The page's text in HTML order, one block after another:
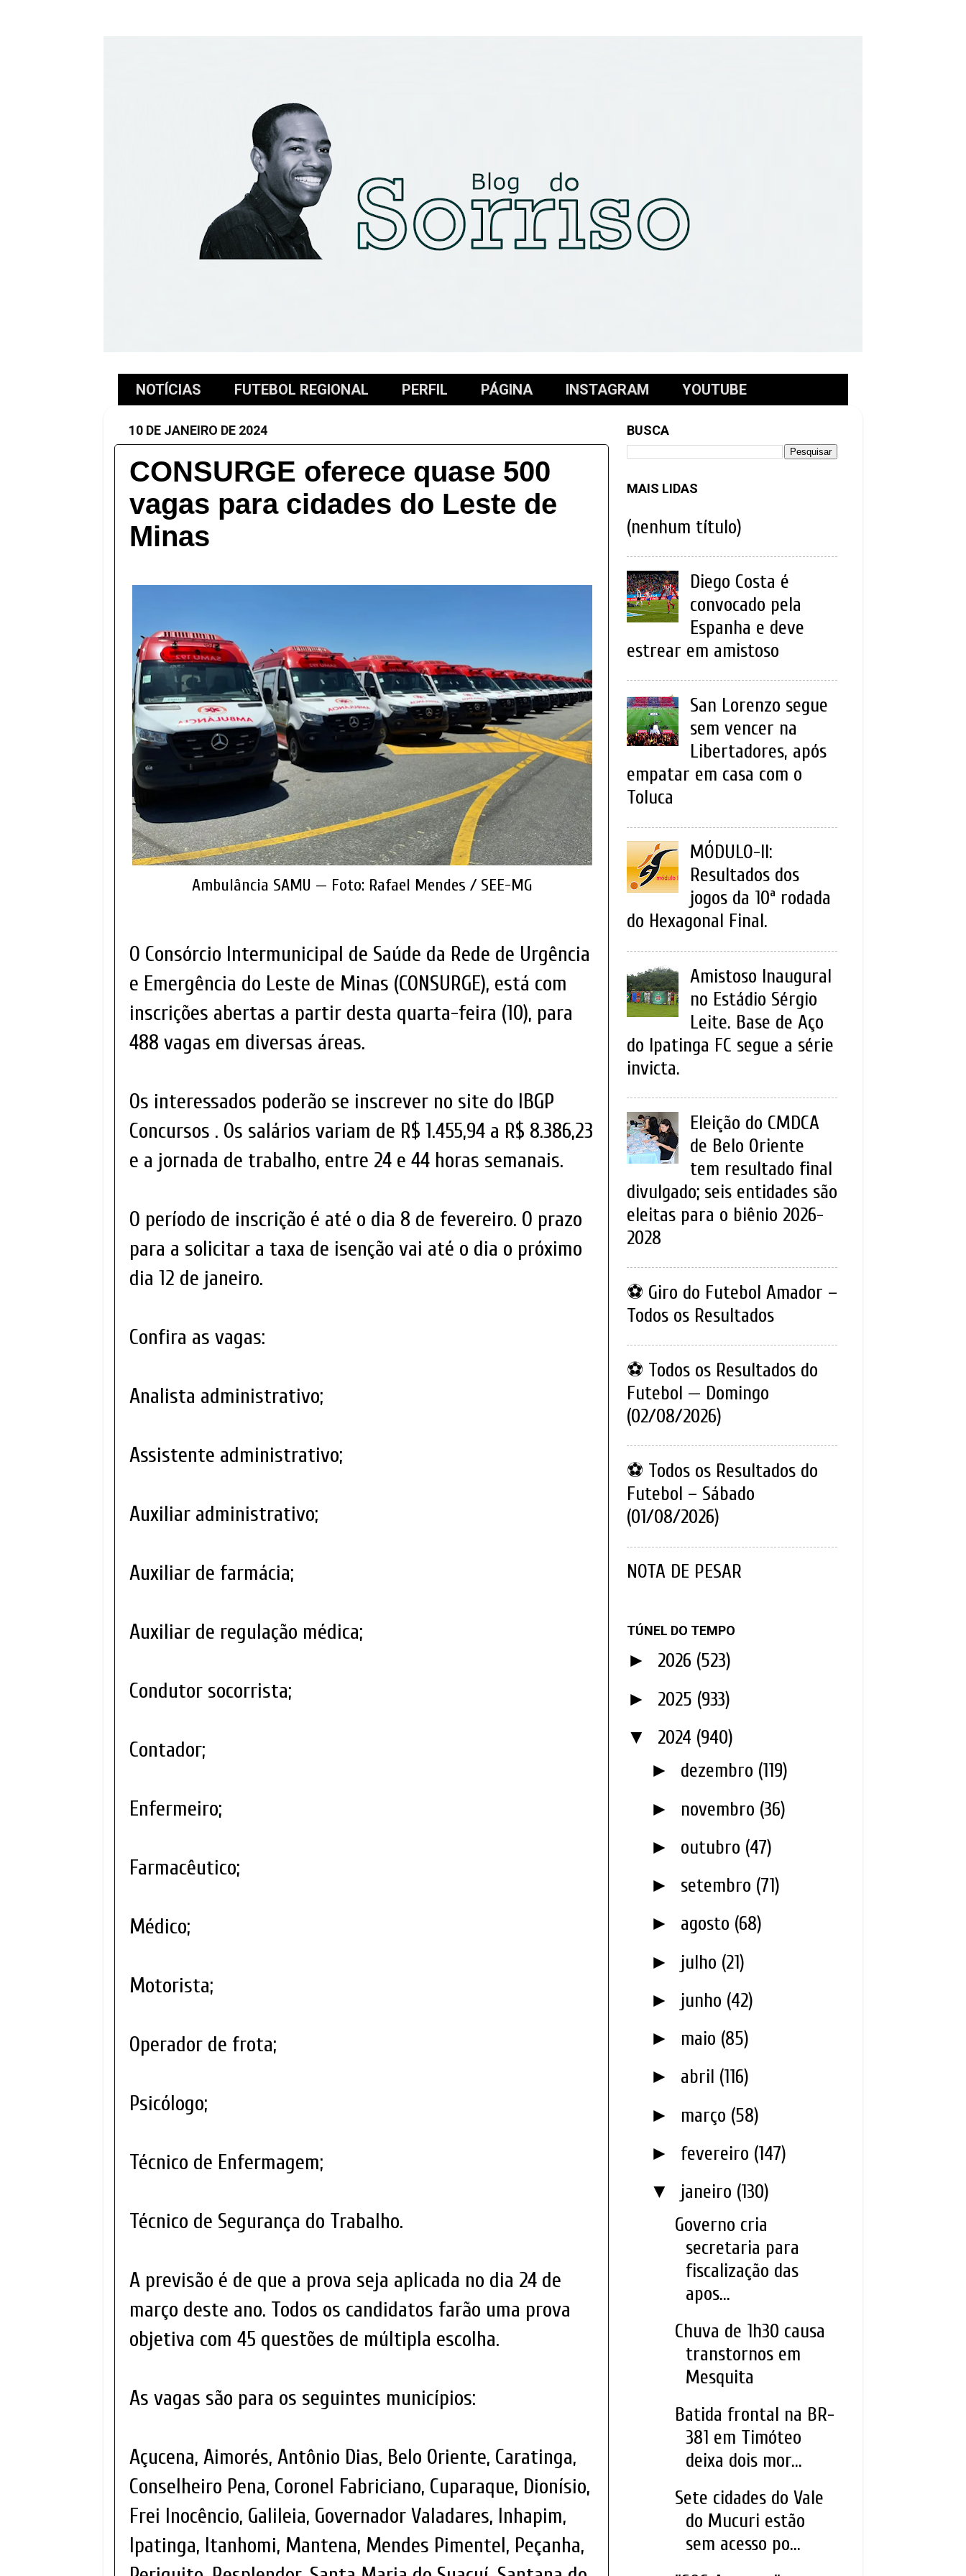
NOTÍCIAS FUTEBOL REGIONAL PERFIL PÁGINA INSTAGRAM YOUTUBE
10 DE JANEIRO DE 2024
CONSURGE oferece quase 500
vagas para cidades do Leste de
Minas
Ambulância SAMU — Foto: Rafael Mendes / SEE-MG
O Consórcio Intermunicipal de Saúde da Rede de Urgência
e Emergência do Leste de Minas (CONSURGE), está com
inscrições abertas a partir desta quarta-feira (10), para
488 vagas em diversas áreas.
Os interessados poderão se inscrever no site do IBGP
Concursos . Os salários variam de R$ 1.455,94 a R$ 8.386,23
e a jornada de trabalho, entre 24 e 44 horas semanais.
O período de inscrição é até o dia 8 de fevereiro. O prazo
para a solicitar a taxa de isenção vai até o dia o próximo
dia 12 de janeiro.
Confira as vagas:
Analista administrativo;
Assistente administrativo;
Auxiliar administrativo;
Auxiliar de farmácia;
Auxiliar de regulação médica;
Condutor socorrista;
Contador;
Enfermeiro;
Farmacêutico;
Médico;
Motorista;
Operador de frota;
Psicólogo;
Técnico de Enfermagem;
Técnico de Segurança do Trabalho.
A previsão é de que a prova seja aplicada no dia 24 de
março deste ano. Todos os candidatos farão uma prova
objetiva com 45 questões de múltipla escolha.
As vagas são para os seguintes municípios:
Açucena, Aimorés, Antônio Dias, Belo Oriente, Caratinga,
Conselheiro Pena, Coronel Fabriciano, Cuparaque, Dionísio,
Frei Inocêncio, Galileia, Governador Valadares, Inhapim,
Ipatinga, Itanhomi, Mantena, Mendes Pimentel, Peçanha,
BUSCA
MAIS LIDAS
(nenhum título)
Diego Costa é
convocado pela
Espanha e deve
estrear em amistoso
San Lorenzo segue
sem vencer na
Libertadores, após
empatar em casa com o
Toluca
MÓDULO-II:
Resultados dos
jogos da 10ª rodada
do Hexagonal Final.
Amistoso Inaugural
no Estádio Sérgio
Leite. Base de Aço
do Ipatinga FC segue a série
invicta.
Eleição do CMDCA
de Belo Oriente
tem resultado final
divulgado; seis entidades são
eleitas para o biênio 2026-
2028
⚽ Giro do Futebol Amador –
Todos os Resultados
⚽ Todos os Resultados do
Futebol — Domingo
(02/08/2026)
⚽ Todos os Resultados do
Futebol – Sábado
(01/08/2026)
NOTA DE PESAR
TÚNEL DO TEMPO
► 2026 (523)
► 2025 (933)
▼ 2024 (940)
► dezembro (119)
► novembro (36)
► outubro (47)
► setembro (71)
► agosto (68)
► julho (21)
► junho (42)
► maio (85)
► abril (116)
► março (58)
► fevereiro (147)
▼ janeiro (130)
Governo cria
secretaria para
fiscalização das
apos...
Chuva de 1h30 causa
transtornos em
Mesquita
Batida frontal na BR-
381 em Timóteo
deixa dois mor...
Sete cidades do Vale
do Mucuri estão
sem acesso po...